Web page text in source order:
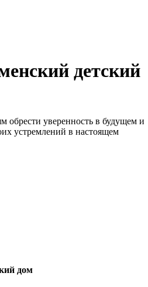
детский
обрести уверенность в будущем и
устремлений в настоящем
дом